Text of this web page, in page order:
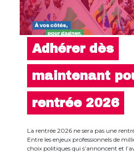
Adhérer dès
maintenant
rentrée 2026
La rentrée 2026 ne sera pas une
Entre les enjeux professionnels de
choix politiques qui s’annoncent et